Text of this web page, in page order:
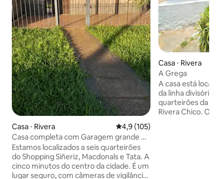
Casa ⋅ Rivera 4,9 de uma avaliação média de
4,9 (105)
Casa completa com Garagem grande e
Churrasqueira
Estamos localizados a seis quarteirões
do Shopping Siñeriz, Macdonals e Tata. A
cinco minutos do centro da cidade. É um
lugar seguro, com câmeras de vigilância,
Casa ⋅ Rivera
A Grega
A casa está
da linha divisória
quarteirões da
Rivera Chico.